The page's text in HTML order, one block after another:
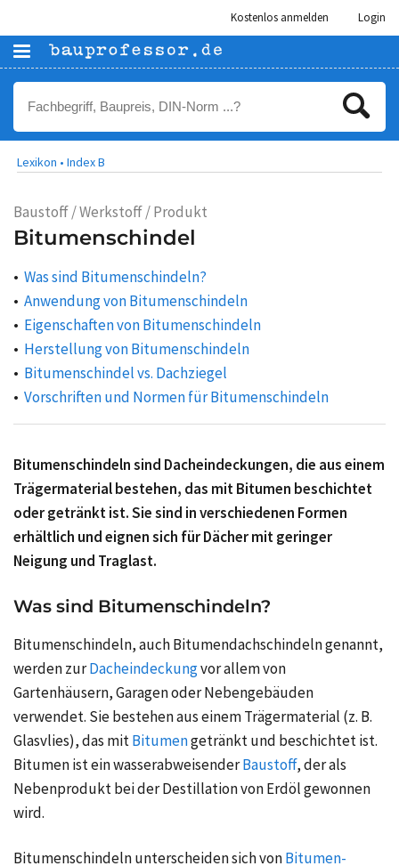
Kostenlos anmelden Login
Lexikon • Index B
Baustoff / Werkstoff / Produkt
Bitumenschindel
Was sind Bitumenschindeln?
Anwendung von Bitumenschindeln
Eigenschaften von Bitumenschindeln
Herstellung von Bitumenschindeln
Bitumenschindel vs. Dachziegel
Vorschriften und Normen für Bitumenschindeln
Bitumenschindeln sind Dacheindeckungen, die aus einem
Trägermaterial bestehen, das mit Bitumen beschichtet
oder getränkt ist. Sie sind in verschiedenen Formen
erhältlich und eignen sich für Dächer mit geringer
Neigung und Traglast.
Was sind Bitumenschindeln?
Bitumenschindeln, auch Bitumendachschindeln genannt,
werden zurDacheindeckungvor allem von
Gartenhäusern, Garagen oder Nebengebäuden
verwendet. Sie bestehen aus einem Trägermaterial (z. B.
Glasvlies), das mitBitumengetränkt und beschichtet ist.
Bitumen ist ein wasserabweisenderBaustoff, der als
Nebenprodukt bei der Destillation von Erdöl gewonnen
wird.
Bitumenschindeln unterscheiden sich vonBitumen-